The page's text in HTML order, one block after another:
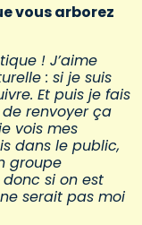
vous arborez
! J’aime
: si je suis
Et puis je fais
de renvoyer ça
vois mes
dans le public,
groupe
si on est
serait pas moi